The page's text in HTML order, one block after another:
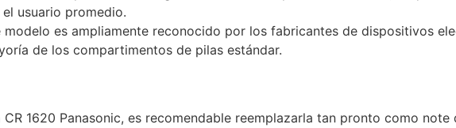
usuario promedio.
modelo es ampliamente reconocido por los fabricantes de dispositivos
de los compartimentos de pilas estándar.
1620 Panasonic, es recomendable reemplazarla tan pronto como